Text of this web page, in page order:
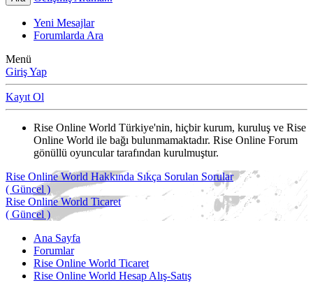
Yeni Mesajlar
Forumlarda Ara
Menü
Giriş Yap
Kayıt Ol
Rise Online World Türkiye'nin, hiçbir kurum, kuruluş ve Rise
Online World ile bağı bulunmamaktadır. Rise Online Forum
gönüllü oyuncular tarafından kurulmuştur.
Rise Online World Hakkında Sıkça Sorulan Sorular
( Güncel )
Rise Online World Ticaret
( Güncel )
Ana Sayfa
Forumlar
Rise Online World Ticaret
Rise Online World Hesap Alış-Satış